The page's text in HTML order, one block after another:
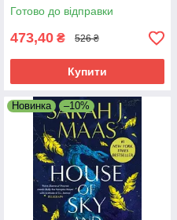
Готово до відправки
473,40 ₴ 526 ₴
Купити
Новинка –10%